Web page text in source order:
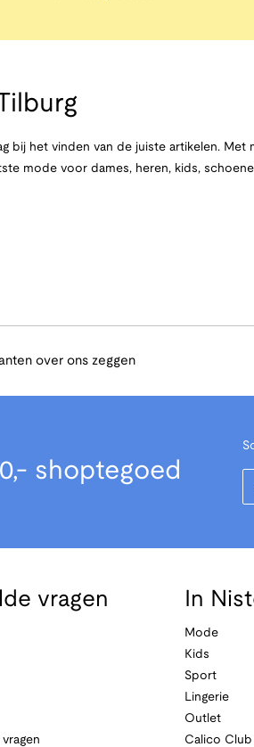
bij het vinden van de juiste artikelen.
mode voor dames, heren, kids,
over ons zeggen
shoptegoed
vragen In
Mode
Kids
Sport
Lingerie
Outlet
Calico